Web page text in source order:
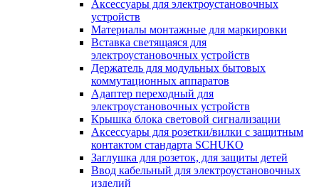
Аксессуары для электроустановочных
устройств
Материалы монтажные для маркировки
Вставка светящаяся для
электроустановочных устройств
Держатель для модульных бытовых
коммутационных аппаратов
Адаптер переходный для
электроустановочных устройств
Крышка блока световой сигнализации
Аксессуары для розетки/вилки с защитным
контактом стандарта SCHUKO
Заглушка для розеток, для защиты детей
Ввод кабельный для электроустановочных
изделий